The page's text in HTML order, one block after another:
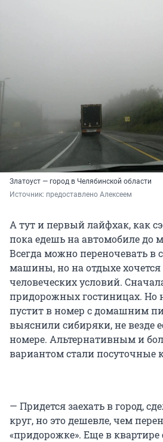
Златоуст — город в Челябинской области
Источник: предоставлено Алексеем
А тут и первый лайфхак, как
пока едешь на автомобиле до
Всегда можно переночевать в
машины, но на отдыхе
человеческих условий.
придорожных гостиницах. Но
пустит в номер с домашним
выяснили сибиряки, не везде
номере. Альтернативным и
вариантом стали посуточные
— Придется заехать в город,
круг, но это дешевле, чем
«придорожке». Еще в квартире